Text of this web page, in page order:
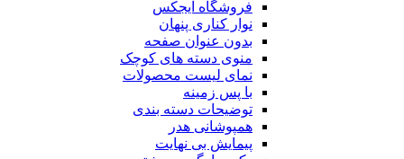
فروشگاه ایجکس
نوار کناری پنهان
بدون عنوان صفحه
منوی دسته های کوچک
نمای لیست محصولات
با پس زمینه
توضیحات دسته بندی
همپوشانی هدر
پیمایش بی نهایت